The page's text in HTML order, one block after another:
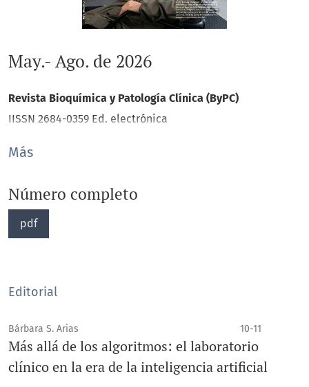
May.- Ago. de 2026
Revista Bioquímica y Patología Clínica (ByPC)
IISSN 2684-0359 Ed. electrónica
Más
Número completo
pdf
Editorial
Bárbara S. Arias 10-11
Más allá de los algoritmos: el laboratorio
clínico en la era de la inteligencia artificial